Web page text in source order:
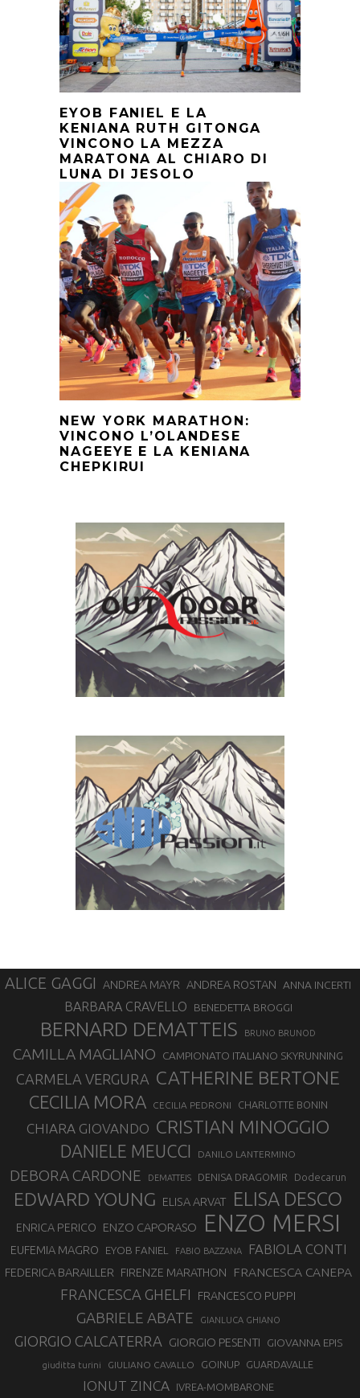
EYOB FANIEL E LA
KENIANA RUTH GITONGA
VINCONO LA MEZZA
MARATONA AL CHIARO DI
LUNA DI JESOLO
NEW YORK MARATHON:
VINCONO L’OLANDESE
NAGEEYE E LA KENIANA
CHEPKIRUI
ALICE GAGGI ANDREA MAYR ANDREA ROSTAN ANNA INCERTI
BARBARA CRAVELLO BENEDETTA BROGGI
BERNARD DEMATTEIS BRUNO BRUNOD
CAMILLA MAGLIANO CAMPIONATO ITALIANO SKYRUNNING
CARMELA VERGURA CATHERINE BERTONE
CECILIA MORA CECILIA PEDRONI CHARLOTTE BONIN
CHIARA GIOVANDO CRISTIAN MINOGGIO
DANIELE MEUCCI DANILO LANTERMINO
DEBORA CARDONE DEMATTEIS DENISA DRAGOMIR Dodecarun
EDWARD YOUNG ELISA ARVAT ELISA DESCO
ENRICA PERICO ENZO CAPORASO ENZO MERSI
EUFEMIA MAGRO EYOB FANIEL FABIO BAZZANA FABIOLA CONTI
FEDERICA BARAILLER FIRENZE MARATHON FRANCESCA CANEPA
FRANCESCA GHELFI FRANCESCO PUPPI
GABRIELE ABATE GIANLUCA GHIANO
GIORGIO CALCATERRA GIORGIO PESENTI GIOVANNA EPIS
giuditta turini GIULIANO CAVALLO GOINUP GUARDAVALLE
IONUT ZINCA IVREA-MOMBARONE